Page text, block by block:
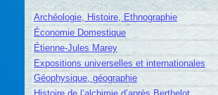
Archéologie, Histoire, Ethnographie
Économie Domestique
Étienne-Jules Marey
Expositions universelles et internationales
Géophysique, géographie